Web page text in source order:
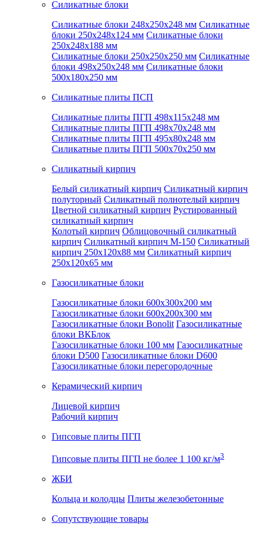
Силикатные блоки
Силикатные блоки 248x250x248 мм Силикатные
блоки 250x248x124 мм Силикатные блоки
250x248x188 мм
Силикатные блоки 250x250x250 мм Силикатные
блоки 498x250x248 мм Силикатные блоки
500x180x250 мм
Силикатные плиты ПСП
Силикатные плиты ПГП 498x115x248 мм
Силикатные плиты ПГП 498x70x248 мм
Силикатные плиты ПГП 495x80x248 мм
Силикатные плиты ПГП 500x70x250 мм
Силикатный кирпич
Белый силикатный кирпич Силикатный кирпич
полуторный Силикатный полнотелый кирпич
Цветной силикатный кирпич Рустированный
силикатный кирпич
Колотый кирпич Облицовочный силикатный
кирпич Силикатный кирпич М-150 Силикатный
кирпич 250x120x88 мм Силикатный кирпич
250x120x65 мм
Газосиликатные блоки
Газосиликатные блоки 600x300x200 мм
Газосиликатные блоки 600x200x300 мм
Газосиликатные блоки Bonolit Газосиликатные
блоки ВКБлок
Газосиликатные блоки 100 мм Газосиликатные
блоки D500 Газосиликатные блоки D600
Газосиликатные блоки перегородочные
Керамический кирпич
Лицевой кирпич
Рабочий кирпич
Гипсовые плиты ПГП
Гипсовые плиты ПГП не более 1 100 кг/м3
ЖБИ
Кольца и колодцы Плиты железобетонные
Сопутствующие товары